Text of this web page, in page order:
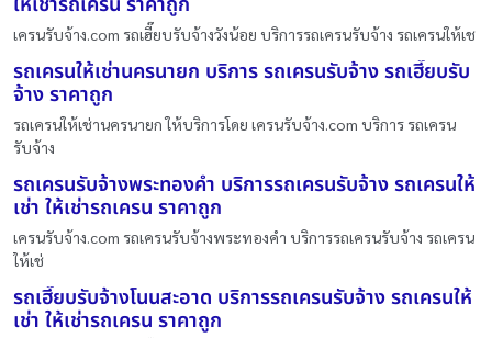
เครนรับจ้าง.com รถเฮี๊ยบรับจ้างวังน้อย บริการรถเครนรับจ้าง รถเครนให้เช
รถเครนให้เช่านครนายก บริการ รถเครนรับจ้าง รถเฮี๊ยบรับ
จ้าง ราคาถูก
รถเครนให้เช่านครนายก ให้บริการโดย เครนรับจ้าง.com บริการ รถเครน
รับจ้าง
รถเครนรับจ้างพระทองคำ บริการรถเครนรับจ้าง รถเครนให้
เช่า ให้เช่ารถเครน ราคาถูก
เครนรับจ้าง.com รถเครนรับจ้างพระทองคำ บริการรถเครนรับจ้าง รถเครน
ให้เช่
รถเฮี๊ยบรับจ้างโนนสะอาด บริการรถเครนรับจ้าง รถเครนให้
เช่า ให้เช่ารถเครน ราคาถูก